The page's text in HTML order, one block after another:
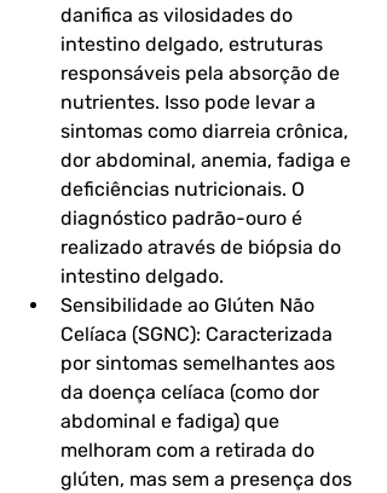
danifica as vilosidades do
intestino delgado, estruturas
responsáveis pela absorção de
nutrientes. Isso pode levar a
sintomas como diarreia crônica,
dor abdominal, anemia, fadiga e
deficiências nutricionais. O
diagnóstico padrão-ouro é
realizado através de biópsia do
intestino delgado.
Sensibilidade ao Glúten Não
Celíaca (SGNC): Caracterizada
por sintomas semelhantes aos
da doença celíaca (como dor
abdominal e fadiga) que
melhoram com a retirada do
glúten, mas sem a presença dos